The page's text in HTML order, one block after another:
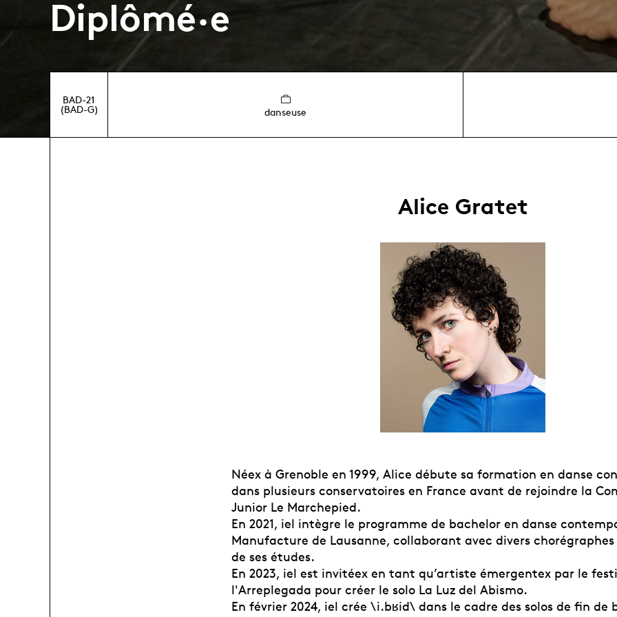
Diplômé·e
BAD-21
(BAD-G)
danseuse
Alice Gratet
Néex à Grenoble en 1999, Alice débute sa formation en danse
dans plusieurs conservatoires en France avant de rejoindre la
Junior Le Marchepied.
En 2021, iel intègre le programme de bachelor en danse
Manufacture de Lausanne, collaborant avec divers
de ses études.
En 2023, iel est invitéex en tant qu’artiste émergentex par le
l'Arreplegada pour créer le solo La Luz del Abismo.
En février 2024, iel crée \i.bʁid\ dans le cadre des solos de fin de